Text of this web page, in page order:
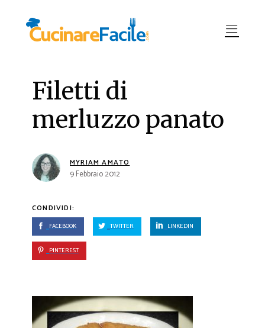
Filetti di
merluzzo panato
MYRIAM AMATO
9 Febbraio 2012
CONDIVIDI:
FACEBOOK TWITTER LINKEDIN
PINTEREST